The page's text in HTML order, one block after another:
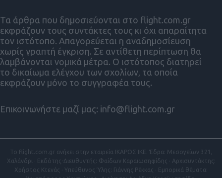
Τα άρθρα που δημοσιεύονται στο flight.com.gr
εκφράζουν τους συντάκτες τους κι όχι απαραίτητα
τον ιστότοπο. Απαγορεύεται η αναδημοσίευση
χωρίς γραπτή έγκριση. Σε αντίθετη περίπτωση θα
λαμβάνονται νομικά μέτρα. Ο ιστότοπος διατηρεί
το δικαίωμα ελέγχου των σχολίων, τα οποία
εκφράζουν μόνο το συγγραφέα τους.
Επικοινωνήστε μαζί μας: info@flight.com.gr
Το flight.com.gr ανήκει στην εταιρεία ΙΚΑΡΟΣ ΙΚΕ. Έδρα: Μεσογείων 321,
Χαλάνδρι · Εκδότης-Διευθυντής: Φαίδων Καραϊωσηφίδης · Αρχισυντάκτης:
Χρήστος Κτενάς · Υπεύθυνος Ύλης: Γιάννης Ρέκκας · Εμπορικά θέματα: